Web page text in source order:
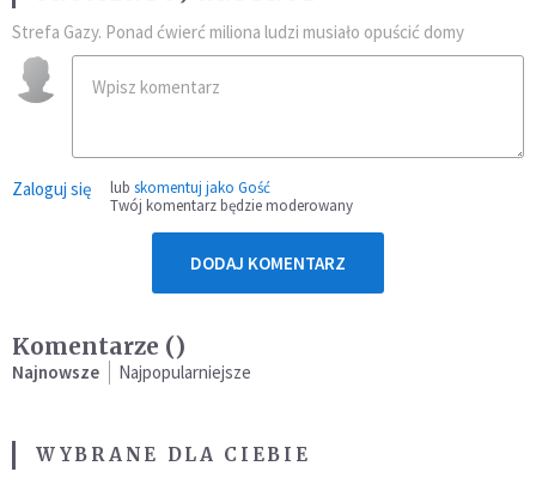
Strefa Gazy. Ponad ćwierć miliona ludzi musiało opuścić domy
Zaloguj się lub skomentuj jako Gość
Twój komentarz będzie moderowany
DODAJ KOMENTARZ
Komentarze ()
Najnowsze Najpopularniejsze
WYBRANE DLA CIEBIE